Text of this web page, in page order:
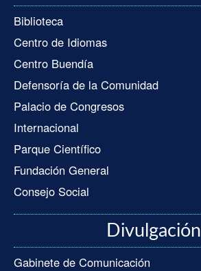
Biblioteca
Centro de Idiomas
Centro Buendía
Defensoría de la Comunidad
Palacio de Congresos
Internacional
Parque Científico
Fundación General
Consejo Social
Divulgación
Gabinete de Comunicación